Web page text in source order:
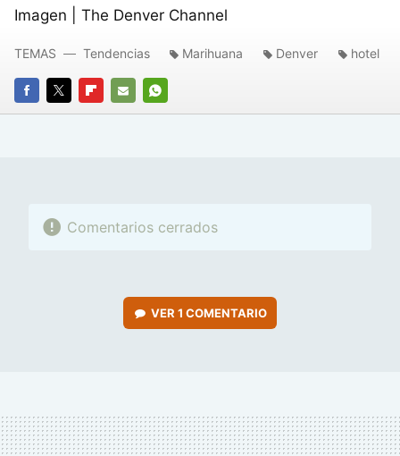
Imagen | The Denver Channel
FACEBOOK
TWITTERFLIPBOARD
E-
WHATSAPP
TEMAS Tendencias Marihuana Denver hotel
Comentarios cerrados
VER 1 COMENTARIO